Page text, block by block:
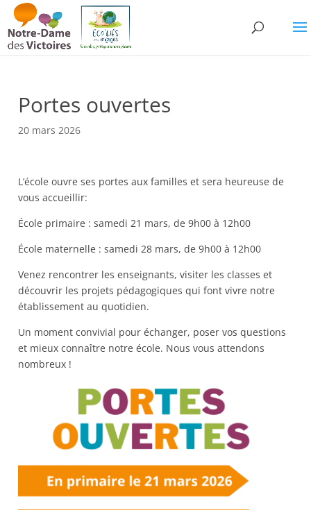
Portes ouvertes
20 mars 2026
L’école ouvre ses portes aux familles et sera heureuse de
vous accueillir:
École primaire : samedi 21 mars, de 9h00 à 12h00
École maternelle : samedi 28 mars, de 9h00 à 12h00
Venez rencontrer les enseignants, visiter les classes et
découvrir les projets pédagogiques qui font vivre notre
établissement au quotidien.
Un moment convivial pour échanger, poser vos questions
et mieux connaître notre école. Nous vous attendons
nombreux !